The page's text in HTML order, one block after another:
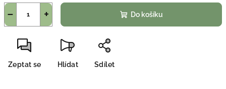
+
− Do košíku
Zeptat se Hlídat Sdílet